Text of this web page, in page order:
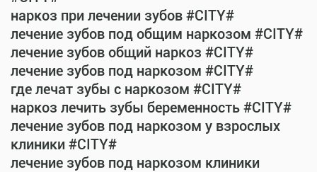
наркоз при лечении зубов #CITY#
лечение зубов под общим наркозом #CITY#
лечение зубов общий наркоз #CITY#
лечение зубов под наркозом #CITY#
где лечат зубы с наркозом #CITY#
наркоз лечить зубы беременность #CITY#
лечение зубов под наркозом у взрослых
клиники #CITY#
лечение зубов под наркозом клиники